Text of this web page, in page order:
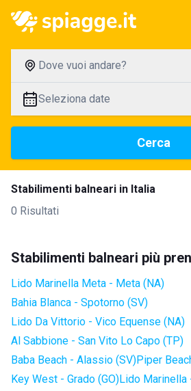
Dove vuoi andare?
Seleziona date
Cerca
Stabilimenti balneari in Italia
0 Risultati
Stabilimenti balneari più
Lido Marinella Meta - Meta (NA)
Bahia Blanca - Spotorno (SV)
Lido Da Vittorio - Vico Equense (NA)
Al Sabbione - San Vito Lo Capo (TP)
Baba Beach - Alassio (SV)Piper
Key West - Grado (GO)Lido Marinella